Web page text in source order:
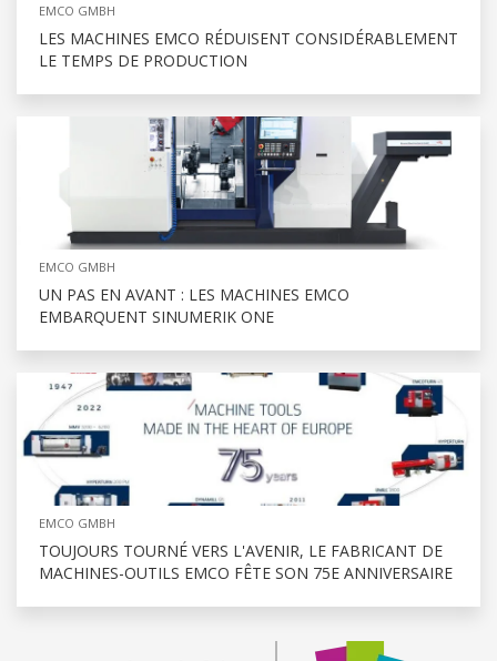
EMCO GMBH
LES MACHINES EMCO RÉDUISENT CONSIDÉRABLEMENT
LE TEMPS DE PRODUCTION
EMCO GMBH
UN PAS EN AVANT : LES MACHINES EMCO
EMBARQUENT SINUMERIK ONE
EMCO GMBH
TOUJOURS TOURNÉ VERS L'AVENIR, LE FABRICANT DE
MACHINES-OUTILS EMCO FÊTE SON 75E ANNIVERSAIRE